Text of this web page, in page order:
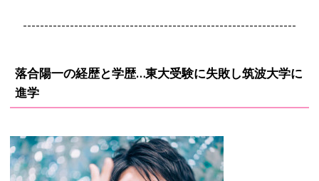
----------------------------------------------------------------
落合陽一の経歴と学歴…東大受験に失敗し筑波大学に
進学